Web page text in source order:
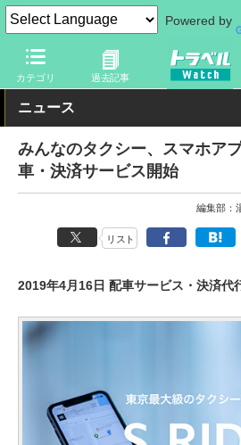
Powered by
カテゴリ 過去記事
トラベル Watch 旅のアイテム スマ
ニュース
みんなのタクシー、スマホア
車・決済サービス開始
編集部：
リスト
2019年4月16日 配車サービス・決済代